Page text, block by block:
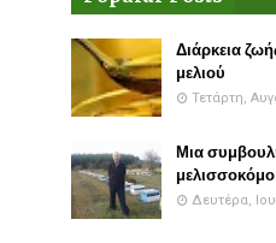
Διάρκεια
μελιού
Τετάρτη,
Μια
Δευτέρα,